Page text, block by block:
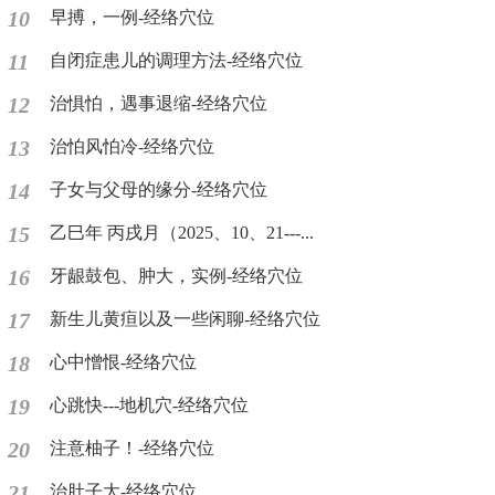
10 早搏，一例-经络穴位
11 自闭症患儿的调理方法-经络穴位
12 治惧怕，遇事退缩-经络穴位
13 治怕风怕冷-经络穴位
14 子女与父母的缘分-经络穴位
15 乙巳年 丙戌月（2025、10、21---...
16 牙龈鼓包、肿大，实例-经络穴位
17 新生儿黄疸以及一些闲聊-经络穴位
18 心中憎恨-经络穴位
19 心跳快---地机穴-经络穴位
20 注意柚子！-经络穴位
治肚子大-经络穴位